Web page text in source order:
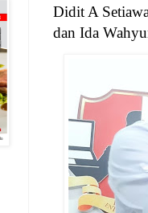
Didit A
dan Ida